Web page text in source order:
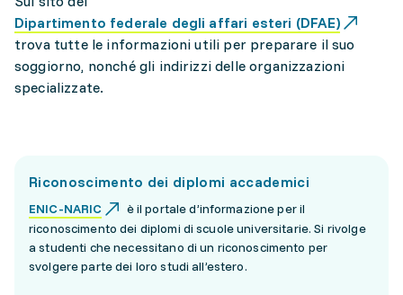
Dipartimento federale degli affari esteri (DFAE)
trova tutte le informazioni utili per preparare il suo
soggiorno, nonché gli indirizzi delle organizzazioni
specializzate.
Riconoscimento dei diplomi accademici
ENIC-NARIC
è il portale d’informazione per il
riconoscimento dei diplomi di scuole universitarie. Si rivolge
a studenti che necessitano di un riconoscimento per
svolgere parte dei loro studi all’estero.